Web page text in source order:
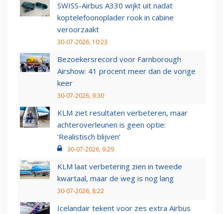
SWISS-Airbus A330 wijkt uit nadat
koptelefoonoplader rook in cabine
veroorzaakt
30-07-2026, 10:23
Bezoekersrecord voor Farnborough
Airshow: 41 procent meer dan de vorige
keer
30-07-2026, 9:30
KLM ziet resultaten verbeteren, maar
achteroverleunen is geen optie:
‘Realistisch blijven’
30-07-2026, 9:29
KLM laat verbetering zien in tweede
kwartaal, maar de weg is nog lang
30-07-2026, 8:22
Icelandair tekent voor zes extra Airbus